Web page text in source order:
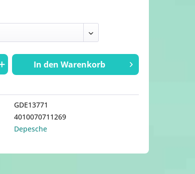
In den Warenkorb
GDE13771
4010070711269
Depesche